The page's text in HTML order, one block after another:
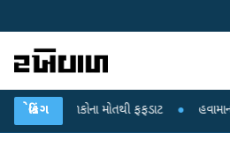
બ્રેકિંગ
બાળકોના મોતથી ફફડાટ ● હવામાન વિભાગે